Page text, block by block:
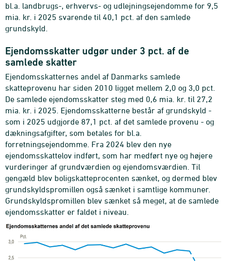
bl.a. landbrugs-, erhvervs- og udlejningsejendomme for 9,5
mia. kr. i 2025 svarende til 40,1 pct. af den samlede
grundskyld.
Ejendomsskatter udgør under 3 pct. af de
samlede skatter
Ejendomsskatternes andel af Danmarks samlede
skatteprovenu har siden 2010 ligget mellem 2,0 og 3,0 pct.
De samlede ejendomsskatter steg med 0,6 mia. kr. til 27,2
mia. kr. i 2025. Ejendomsskatterne består af grundskyld -
som i 2025 udgjorde 87,1 pct. af det samlede provenu - og
dækningsafgifter, som betales for bl.a.
forretningsejendomme. Fra 2024 blev den nye
ejendomsskattelov indført, som har medført nye og højere
vurderinger af grundværdien og ejendomsværdien. Til
gengæld blev boligskatteprocenten sænket, og dermed blev
grundskyldspromillen også sænket i samtlige kommuner.
Grundskyldspromillen blev sænket så meget, at de samlede
ejendomsskatter er faldet i niveau.